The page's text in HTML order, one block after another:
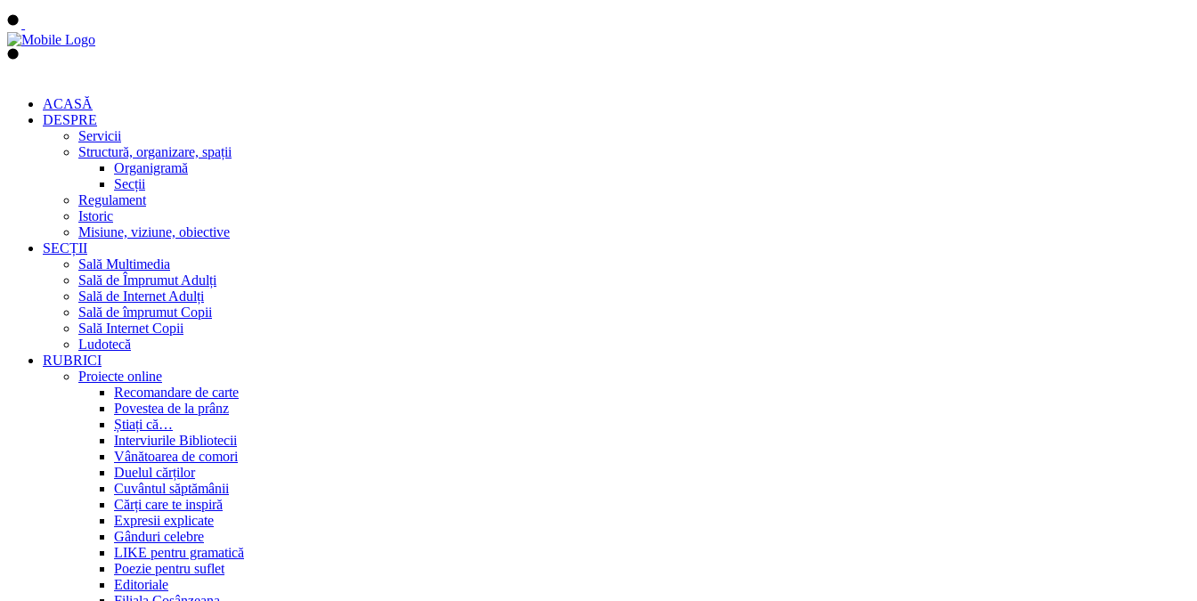
ACASĂ
DESPRE
Servicii
Structură, organizare, spații
Organigramă
Secții
Regulament
Istoric
Misiune, viziune, obiective
SECȚII
Sală Multimedia
Sală de Împrumut Adulți
Sală de Internet Adulți
Sală de împrumut Copii
Sală Internet Copii
Ludotecă
RUBRICI
Proiecte online
Recomandare de carte
Povestea de la prânz
Știați că…
Interviurile Bibliotecii
Vânătoarea de comori
Duelul cărților
Cuvântul săptămânii
Cărți care te inspiră
Expresii explicate
Gânduri celebre
LIKE pentru gramatică
Poezie pentru suflet
Editoriale